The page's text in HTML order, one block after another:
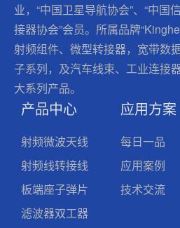
业，“中国卫星导航协会”、“中国
接器协会”会员。所属品牌
射频组件、微型转接器，宽带数
子系列，及汽车线束、工业连接
大系列产品。
产品中心
射频微波天线
射频线转接线
板端座子弹片
滤波器双工器
应用方案
每日一品
应用案例
技术交流